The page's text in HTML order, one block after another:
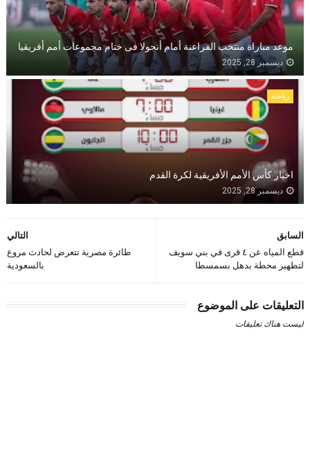
موعد مباراة منتخب الفراعنة أمام أنجولا فى ختام مجموعات أمم أفريقيا
ديسمبر 28, 2025
رياضة
اخبار كأس الأمم الأفريقية لكرة القدم
ديسمبر 28, 2025
التالي
طائرة مصرية تتعرض لحادث مروع
بالسعودية
السابق
قطع المياه عن ٤ قرى في بني سويف
لتطهير محطة بدهل بسمسطا
التعليقات على الموضوع
ليست هناك تعليقات